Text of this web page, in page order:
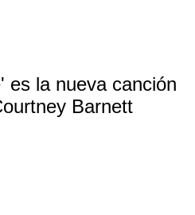
es la nueva canción
Barnett